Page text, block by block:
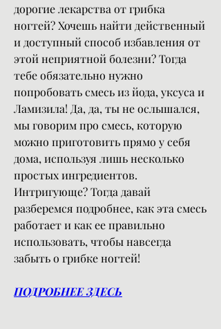
дорогие лекарства от грибка
ногтей? Хочешь найти действенный
и доступный способ избавления от
этой неприятной болезни? Тогда
тебе обязательно нужно
попробовать смесь из йода, уксуса и
Ламизила! Да, да, ты не ослышался,
мы говорим про смесь, которую
можно приготовить прямо у себя
дома, используя лишь несколько
простых ингредиентов.
Интригующе? Тогда давай
разберемся подробнее, как эта смесь
работает и как ее правильно
использовать, чтобы навсегда
забыть о грибке ногтей!
ПОДРОБНЕЕ ЗДЕСЬ